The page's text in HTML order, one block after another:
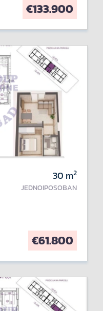
€133.900
30 m2
JEDNOIPOSOBAN
€61.800